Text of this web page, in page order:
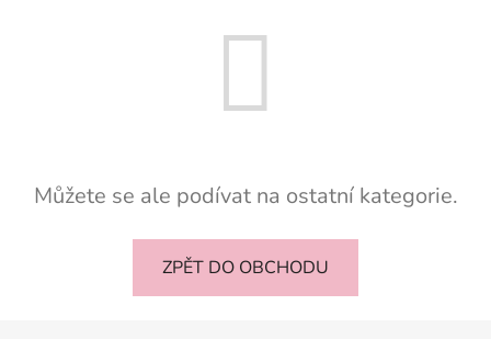
Můžete se ale podívat na ostatní kategorie.
ZPĚT DO OBCHODU